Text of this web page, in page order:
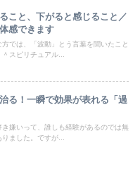
こと、下がると感じること／
感できます
では、「波動」とう言葉を聞いたこと
スピリチュアル...
る！一瞬で効果が表れる「過
嫌いって、誰しも経験があるのでは無
ました。ですが...